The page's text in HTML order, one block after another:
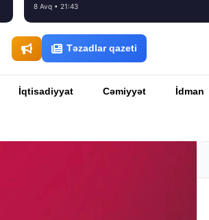
8 Avq • 21:43
Təzadlar qazeti
İqtisadiyyat Cəmiyyət İdman